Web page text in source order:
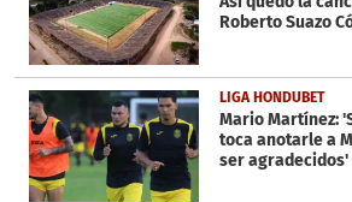
Roberto Suazo
LIGA HONDUBET
Mario Martínez:
toca anotarle a
ser agradecidos'